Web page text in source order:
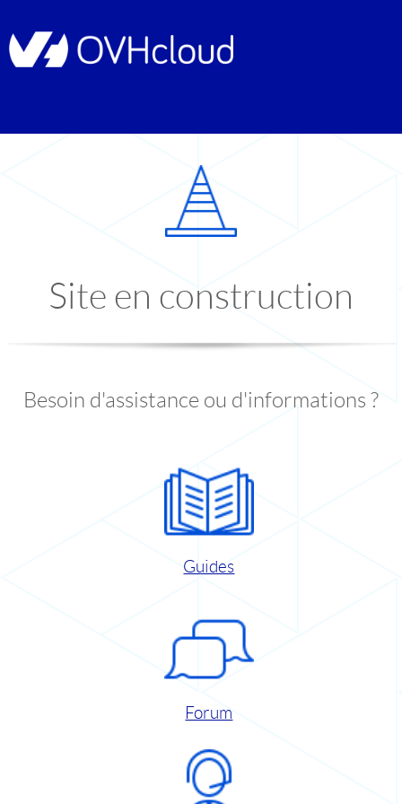
Site en construction
Besoin d'assistance ou d'informations ?
Guides
Forum